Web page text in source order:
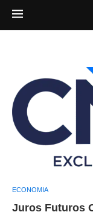
ECONOMIA
Juros Futuros